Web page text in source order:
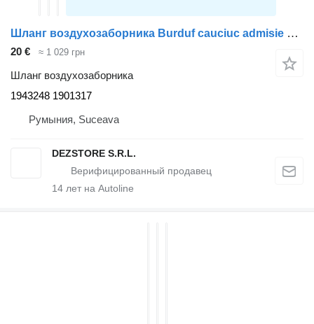
Шланг воздухозаборника Burduf cauciuc admisie 1943248 для тягача DAF XF
20 € ≈ 1 029 грн
Шланг воздухозаборника
1943248 1901317
Румыния, Suceava
DEZSTORE S.R.L.
14 лет на Autoline